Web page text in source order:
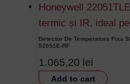
Detector De Temperatura Fixa
52051E-RF
1.065,20 lei
Add to cart